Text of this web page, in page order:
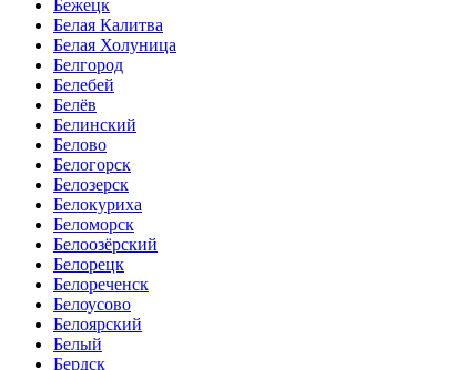
Бежецк
Белая Калитва
Белая Холуница
Белгород
Белебей
Белёв
Белинский
Белово
Белогорск
Белозерск
Белокуриха
Беломорск
Белоозёрский
Белорецк
Белореченск
Белоусово
Белоярский
Белый
Бердск